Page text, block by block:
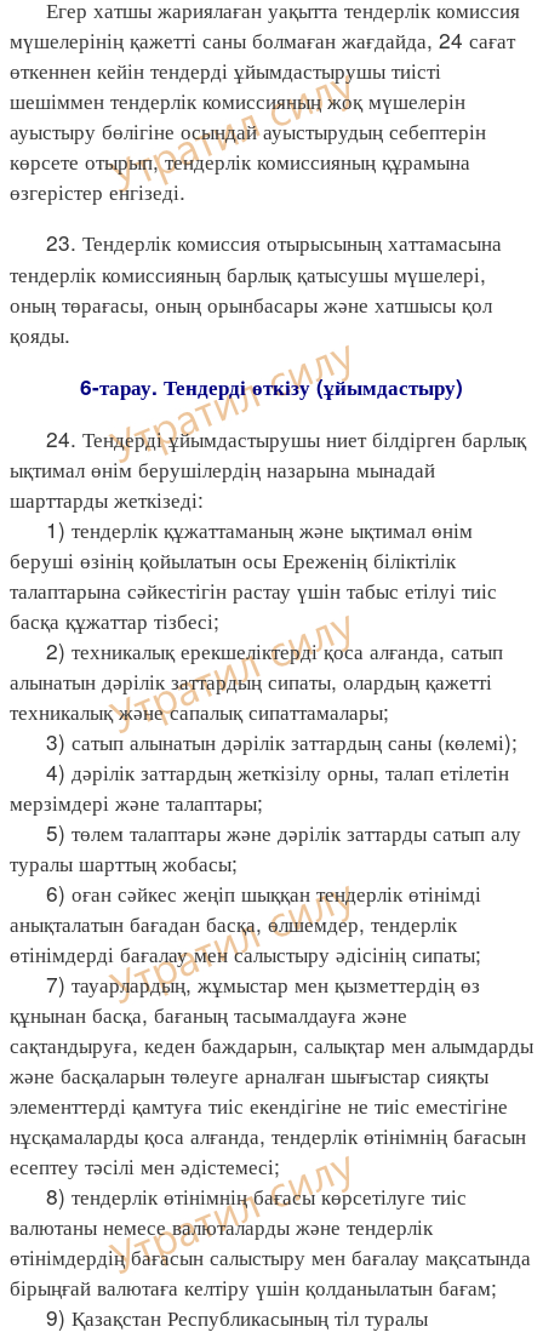
Егер хатшы жариялаған уақытта тендерлік комиссия
мүшелерінің қажетті саны болмаған жағдайда, 24 сағат
өткеннен кейін тендерді ұйымдастырушы тиісті
шешіммен тендерлік комиссияның жоқ мүшелерін
ауыстыру бөлігіне осындай ауыстырудың себептерін
көрсете отырып, тендерлік комиссияның құрамына
өзгерістер енгізеді.
23. Тендерлік комиссия отырысының хаттамасына
тендерлік комиссияның барлық қатысушы мүшелері,
оның төрағасы, оның орынбасары және хатшысы қол
қояды.
6-тарау. Тендерді өткізу (ұйымдастыру)
24. Тендерді ұйымдастырушы ниет білдірген барлық
ықтимал өнім берушілердің назарына мынадай
шарттарды жеткізеді:
1) тендерлік құжаттаманың және ықтимал өнім
беруші өзінің қойылатын осы Ереженің біліктілік
талаптарына сәйкестігін растау үшін табыс етілуі тиіс
басқа құжаттар тізбесі;
2) техникалық ерекшеліктерді қоса алғанда, сатып
алынатын дәрілік заттардың сипаты, олардың қажетті
техникалық және сапалық сипаттамалары;
3) сатып алынатын дәрілік заттардың саны (көлемі);
4) дәрілік заттардың жеткізілу орны, талап етілетін
мерзімдері және талаптары;
5) төлем талаптары және дәрілік заттарды сатып алу
туралы шарттың жобасы;
6) оған сәйкес жеңіп шыққан тендерлік өтінімді
анықталатын бағадан басқа, өлшемдер, тендерлік
өтінімдерді бағалау мен салыстыру әдісінің сипаты;
7) тауарлардың, жұмыстар мен қызметтердің өз
құнынан басқа, бағаның тасымалдауға және
сақтандыруға, кеден баждарын, салықтар мен алымдарды
және басқаларын төлеуге арналған шығыстар сияқты
элементтерді қамтуға тиіс екендігіне не тиіс еместігіне
нұсқамаларды қоса алғанда, тендерлік өтінімнің бағасын
есептеу тәсілі мен әдістемесі;
8) тендерлік өтінімнің бағасы көрсетілуге тиіс
валютаны немесе валюталарды және тендерлік
өтінімдердің бағасын салыстыру мен бағалау мақсатында
бірыңғай валютаға келтіру үшін қолданылатын бағам;
9) Қазақстан Республикасының тіл туралы